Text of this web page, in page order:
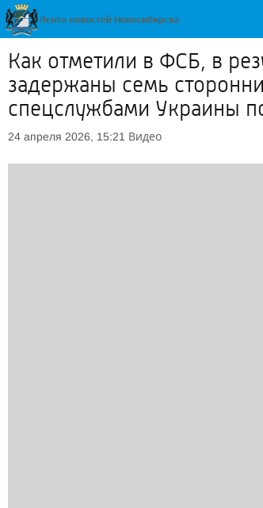
Как отметили в ФСБ, в
задержаны семь
спецслужбами Украины
24 апреля 2026, 15:21 Видео